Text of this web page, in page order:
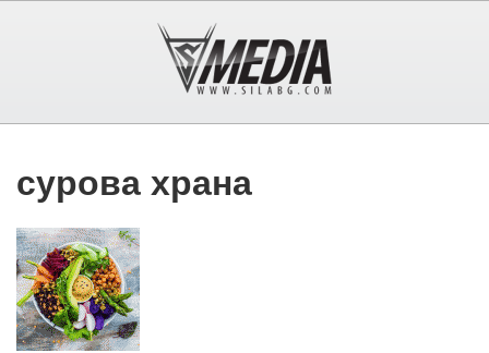
сурова храна